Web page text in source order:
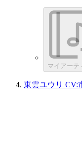
マイアーテ
東雲ユウリ CV: